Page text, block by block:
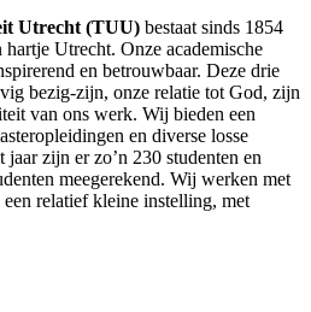
Utrecht (TUU) bestaat sinds 1854
Utrecht. Onze academische
en betrouwbaar. Deze drie
bezig-zijn, onze relatie tot God, zijn
van ons werk. Wij bieden een
en diverse losse
zijn er zo’n 230 studenten en
meegerekend. Wij werken met
relatief kleine instelling, met